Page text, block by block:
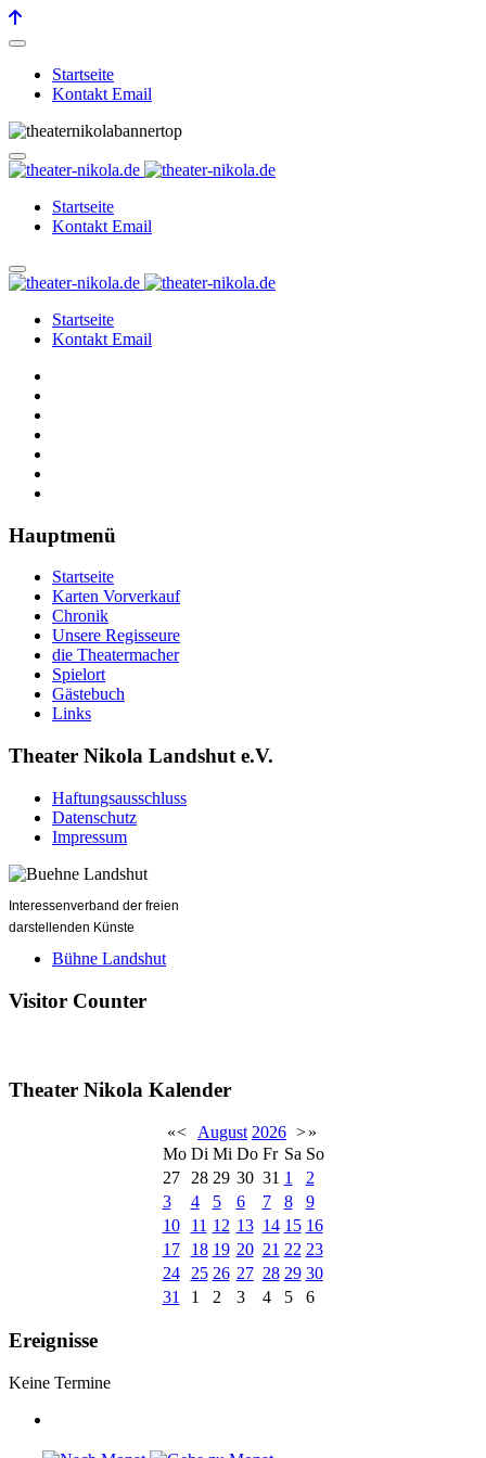
Startseite
Kontakt Email
Startseite
Kontakt Email
Startseite
Kontakt Email
Hauptmenü
Startseite
Karten Vorverkauf
Chronik
Unsere Regisseure
die Theatermacher
Spielort
Gästebuch
Links
Theater Nikola Landshut e.V.
Haftungsausschluss
Datenschutz
Impressum
Interessenverband der freien
darstellenden Künste
Bühne Landshut
Visitor Counter
Theater Nikola Kalender
«< August 2026 >»
Mo Di Mi Do Fr Sa So
27
28 29 30 31 1
2
3
4 5 6 7 8
9
10
11 12 13 14 15 16
17
18 19 20 21 22 23
24
25 26 27 28 29 30
31
1 2 3 4 5 6
Ereignisse
Keine Termine